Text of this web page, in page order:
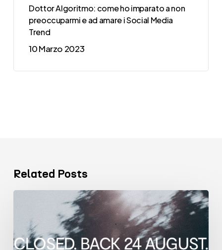
Dottor Algoritmo: come ho imparato a non
preoccuparmi e ad amare i Social Media
Trend
10 Marzo 2023
Related Posts
Comunicazione
SB chiude
dal